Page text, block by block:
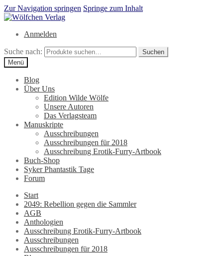
Zur Navigation springen Springe zum Inhalt
Anmelden
Suche nach:
Suchen
Menü
Blog
Über Uns
Edition Wilde Wölfe
Unsere Autoren
Das Verlagsteam
Manuskripte
Ausschreibungen
Ausschreibungen für 2018
Ausschreibung Erotik-Furry-Artbook
Buch-Shop
Syker Phantastik Tage
Forum
Start
2049: Rebellion gegen die Sammler
AGB
Anthologien
Ausschreibung Erotik-Furry-Artbook
Ausschreibungen
Ausschreibungen für 2018